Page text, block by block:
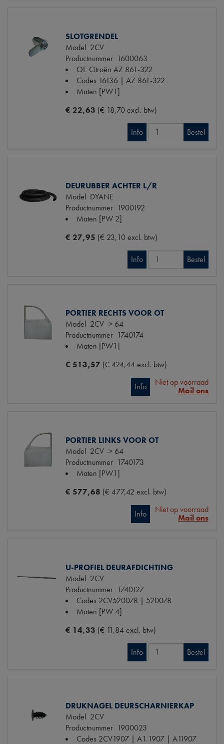
SLOTGRENDEL
Model 2CV
Productnummer 1600063
OE Citroën AZ 861-322
Codes 16136 | AZ 861-322
Maten [PW1]
€ 22,63 (€ 18,70 excl. btw)
Info Bestel
DEURUBBER ACHTER L/R
Model DYANE
Productnummer 1900192
Maten [PW 2]
€ 27,95 (€ 23,10 excl. btw)
Info Bestel
PORTIER RECHTS VOOR OT
Model 2CV -> 64
Productnummer 1740174
Maten [PW1]
€ 513,57 (€ 424,44 excl. btw)
Info
Niet op voorraad
Mail ons
PORTIER LINKS VOOR OT
Model 2CV -> 64
Productnummer 1740173
Maten [PW1]
€ 577,68 (€ 477,42 excl. btw)
Info
Niet op voorraad
Mail ons
U-PROFIEL DEURAFDICHTING
Model 2CV
Productnummer 1740127
Codes 2CV520078 | 520078
Maten [PW 4]
€ 14,33 (€ 11,84 excl. btw)
Info Bestel
DRUKNAGEL DEURSCHARNIERKAP
Model 2CV
Productnummer 1900023
Codes 2CV1907 | A1.1907 | A11907